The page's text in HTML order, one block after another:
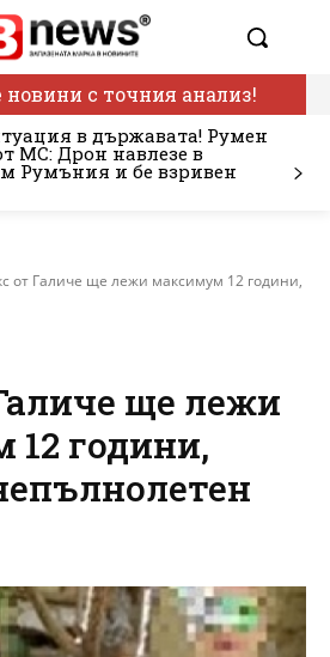
с точния анализ!
в държавата! Румен
МС: Дрон навлезе в
Румъния и бе взривен
от Галиче ще лежи максимум 12 години,
ще лежи
години,